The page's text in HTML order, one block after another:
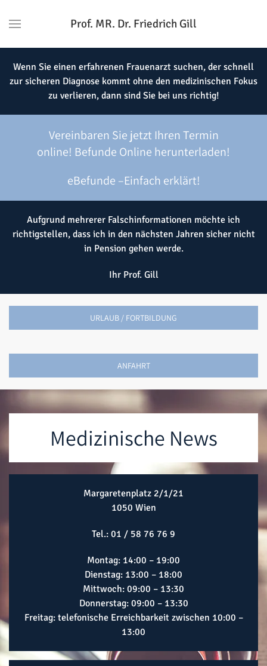
Prof. MR. Dr. Friedrich Gill
Wenn Sie einen erfahrenen Frauenarzt suchen, der schnell
zur sicheren Diagnose kommt ohne den medizinischen Fokus
zu verlieren, dann sind Sie bei uns richtig!
Vereinbaren Sie jetzt Ihren Termin
online! Befunde Online herunterladen!
eBefunde –Einfach erklärt!
Aufgrund mehrerer Falschinformationen möchte ich
richtigstellen, dass ich in den nächsten Jahren sicher nicht
in Pension gehen werde.
Ihr Prof. Gill
URLAUB / FORTBILDUNG
ANFAHRT
Medizinische News
Margaretenplatz 2/1/21
1050 Wien
Tel.: 01 / 58 76 76 9
Montag: 14:00 – 19:00
Dienstag: 13:00 – 18:00
Mittwoch: 09:00 – 13:30
Donnerstag: 09:00 – 13:30
Freitag: telefonische Erreichbarkeit zwischen 10:00 –
13:00